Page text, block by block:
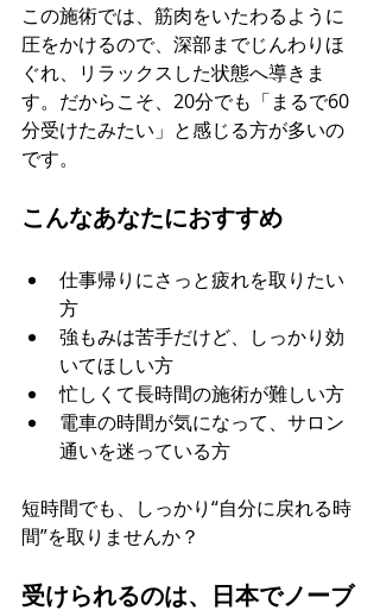
この施術では、筋肉をいたわるように
圧をかけるので、深部までじんわりほ
ぐれ、リラックスした状態へ導きま
す。だからこそ、20分でも「まるで60
分受けたみたい」と感じる方が多いの
です。
こんなあなたにおすすめ
仕事帰りにさっと疲れを取りたい
方
強もみは苦手だけど、しっかり効
いてほしい方
忙しくて長時間の施術が難しい方
電車の時間が気になって、サロン
通いを迷っている方
短時間でも、しっかり“自分に戻れる時
間”を取りませんか？
受けられるのは、日本でノーブ